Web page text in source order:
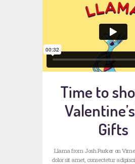
Time to
Gifts
Llama from Josh Parker on
dolor sit amet, consectetur